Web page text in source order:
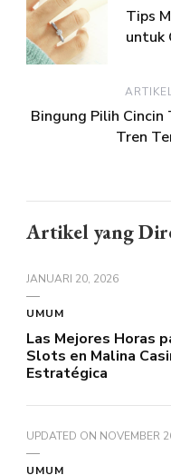
Tips
untuk
Bingung Pilih Cincin
Tren
Artikel yang
JANUARI 20, 2026
UMUM
Las Mejores Horas
Slots en Malina
Estratégica
UPDATED ON NOVEMBER
UMUM